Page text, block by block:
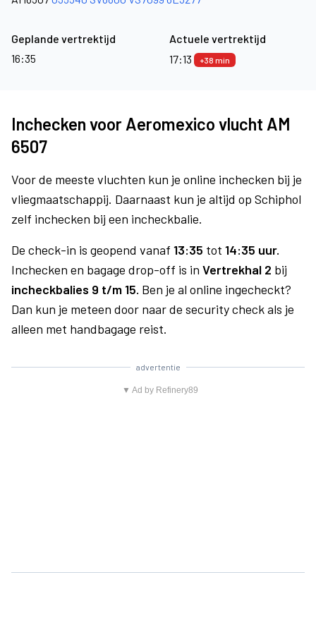
Geplande vertrektijd
16:35
Actuele vertrektijd
17:13
+38 min
Inchecken voor Aeromexico vlucht AM
6507
Voor de meeste vluchten kun je online inchecken bij je
vliegmaatschappij. Daarnaast kun je altijd op Schiphol
zelf inchecken bij een incheckbalie.
De check-in is geopend vanaf 13:35 tot 14:35 uur.
Inchecken en bagage drop-off is in Vertrekhal 2 bij
incheckbalies 9 t/m 15. Ben je al online ingecheckt?
Dan kun je meteen door naar de security check als je
alleen met handbagage reist.
advertentie
▼ Ad by Refinery89